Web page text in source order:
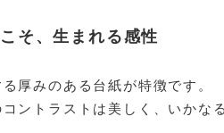
そ、生まれる感性
厚みのある台紙が特徴です。
ントラストは美しく、いかな